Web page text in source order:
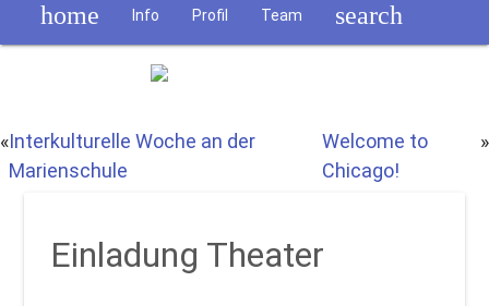
home Info Profil Team search
«Interkulturelle Woche an der
Marienschule
Welcome to
Chicago!
»
Einladung Theater